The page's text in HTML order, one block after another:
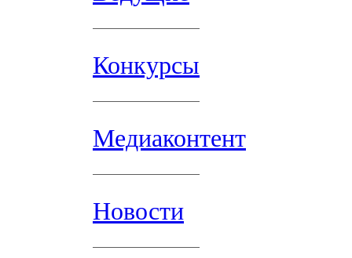
Конкурсы
Медиаконтент
Новости